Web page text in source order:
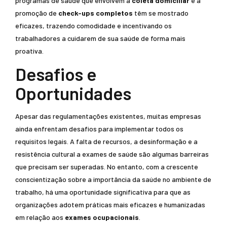
promoção de check-ups completos têm se mostrado
eficazes, trazendo comodidade e incentivando os
trabalhadores a cuidarem de sua saúde de forma mais
proativa.
Desafios e
Oportunidades
Apesar das regulamentações existentes, muitas empresas
ainda enfrentam desafios para implementar todos os
requisitos legais. A falta de recursos, a desinformação e a
resistência cultural a exames de saúde são algumas barreiras
que precisam ser superadas. No entanto, com a crescente
conscientização sobre a importância da saúde no ambiente de
trabalho, há uma oportunidade significativa para que as
organizações adotem práticas mais eficazes e humanizadas
em relação aos exames ocupacionais